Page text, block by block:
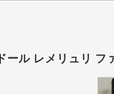
ール レメリュリ フ